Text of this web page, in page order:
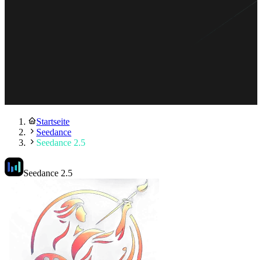
Startseite
Seedance
Seedance 2.5
Seedance 2.5